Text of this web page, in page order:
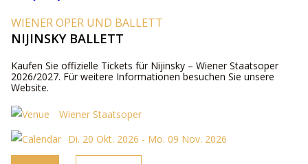
WIENER OPER UND BALLETT
NIJINSKY BALLETT
Kaufen Sie offizielle Tickets für Nijinsky – Wiener Staatsoper
2026/2027. Für weitere Informationen besuchen Sie unsere
Website.
Wiener Staatsoper
Di. 20 Okt. 2026 - Mo. 09 Nov. 2026